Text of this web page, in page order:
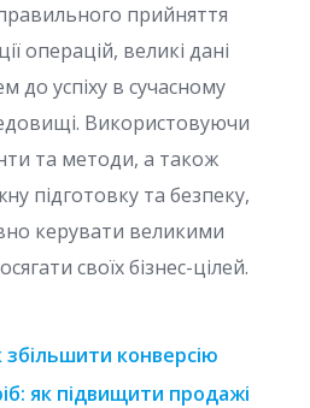
прийняття
операцій, великі дані
до успіху в сучасному
Використовуючи
та методи, а також
підготовку та безпеку,
керувати великими
своїх бізнес-цілей.
конверсію
як підвищити продажі